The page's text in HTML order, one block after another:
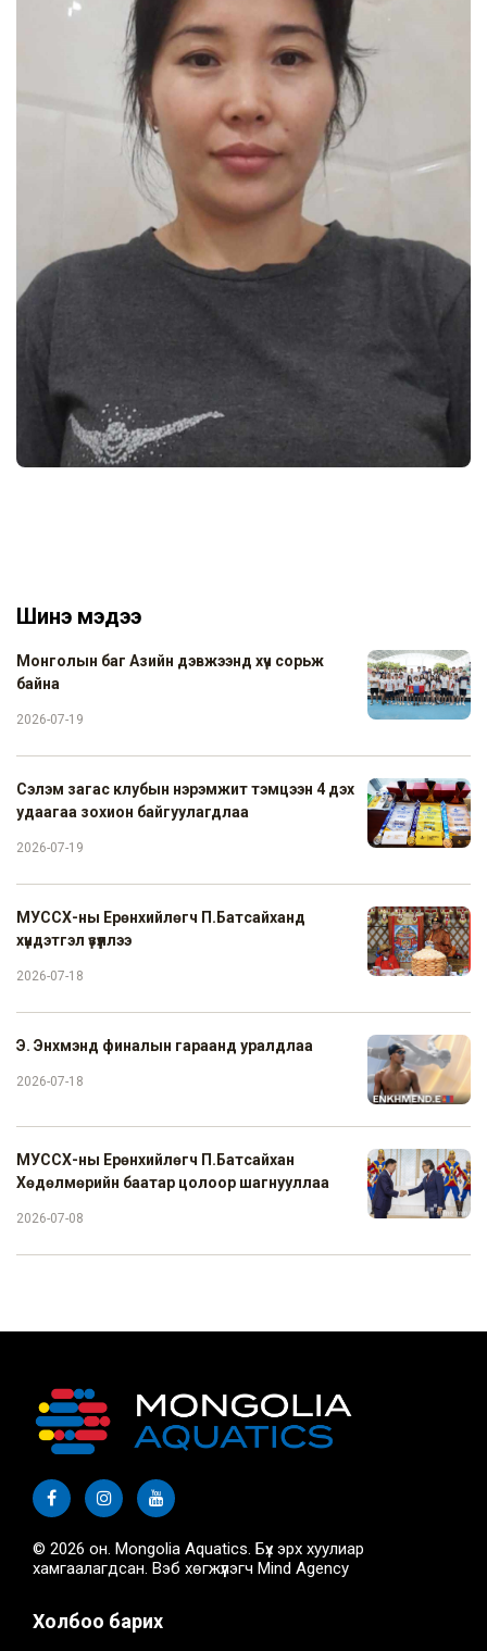
Шинэ мэдээ
Монголын баг Азийн дэвжээнд хүч сорьж
байна
2026-07-19
Сэлэм загас клубын нэрэмжит тэмцээн 4 дэх
удаагаа зохион байгуулагдлаа
2026-07-19
МУССХ-ны Ерөнхийлөгч П.Батсайханд
хүндэтгэл үзүүллээ
2026-07-18
Э. Энхмэнд финалын гараанд уралдлаа
2026-07-18
МУССХ-ны Ерөнхийлөгч П.Батсайхан
Хөдөлмөрийн баатар цолоор шагнууллаа
2026-07-08
© 2026 он. Mongolia Aquatics. Бүх эрх хуулиар
хамгаалагдсан. Вэб хөгжүүлэгч Mind Agency
Холбоо барих